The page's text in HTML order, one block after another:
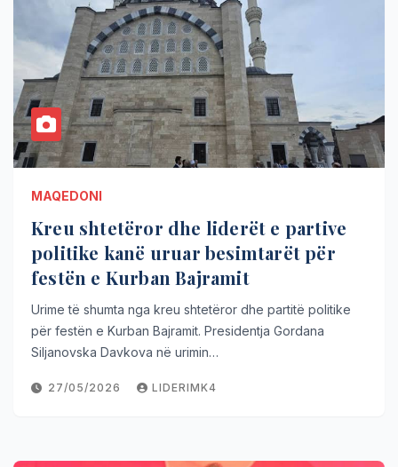
MAQEDONI
Kreu shtetëror dhe liderët e partive
politike kanë uruar besimtarët për
festën e Kurban Bajramit
Urime të shumta nga kreu shtetëror dhe partitë politike
për festën e Kurban Bajramit. Presidentja Gordana
Siljanovska Davkova në urimin…
27/05/2026 LIDERIMK4